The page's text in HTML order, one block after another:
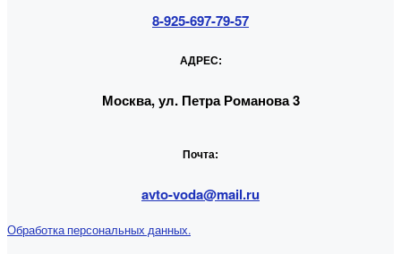
8-925-697-79-57
АДРЕС:
Москва, ул. Петра Романова 3
Почта:
avto-voda@mail.ru
Обработка персональных данных.